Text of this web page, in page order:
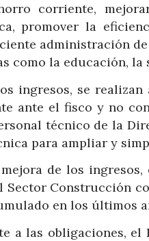
corriente,
promover la
administración
como la educación,
ingresos, se
ante el fisco y no
técnico de la
para ampliar y
de los
Sector Construcción
en los últimos
a las obligaciones, el